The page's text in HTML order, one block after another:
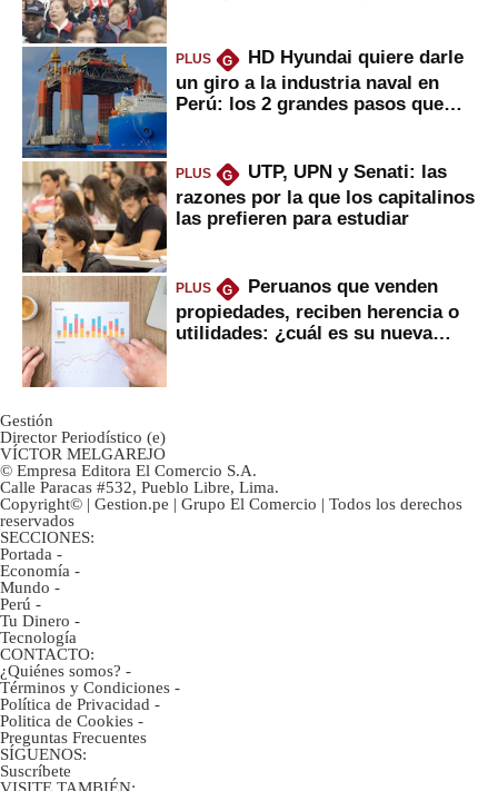
PLUS G
HD Hyundai quiere darle
un giro a la industria naval en
Perú: los 2 grandes pasos que
PLUS G
UTP, UPN y Senati: las
razones por la que los capitalinos
las prefieren para estudiar
PLUS G
Peruanos que venden
propiedades, reciben herencia o
utilidades: ¿cuál es su nueva
Gestión
Director Periodístico (e)
VÍCTOR MELGAREJO
© Empresa Editora El Comercio S.A.
Calle Paracas #532, Pueblo Libre, Lima.
Copyright© | Gestion.pe | Grupo El Comercio | Todos los derechos
reservados
SECCIONES:
Portada -
Economía -
Mundo -
Perú -
Tu Dinero -
Tecnología
CONTACTO:
¿Quiénes somos? -
Términos y Condiciones -
Política de Privacidad -
Politica de Cookies -
Preguntas Frecuentes
SÍGUENOS:
Suscríbete